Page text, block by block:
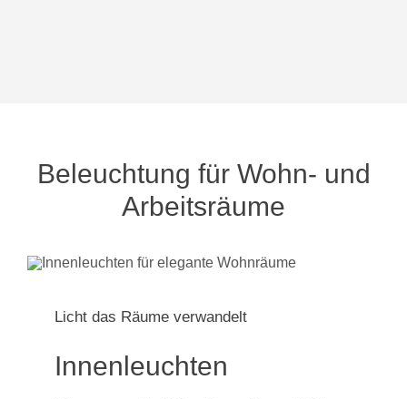
Beleuchtung für Wohn- und
Arbeitsräume
Licht das Räume verwandelt
Innenleuchten